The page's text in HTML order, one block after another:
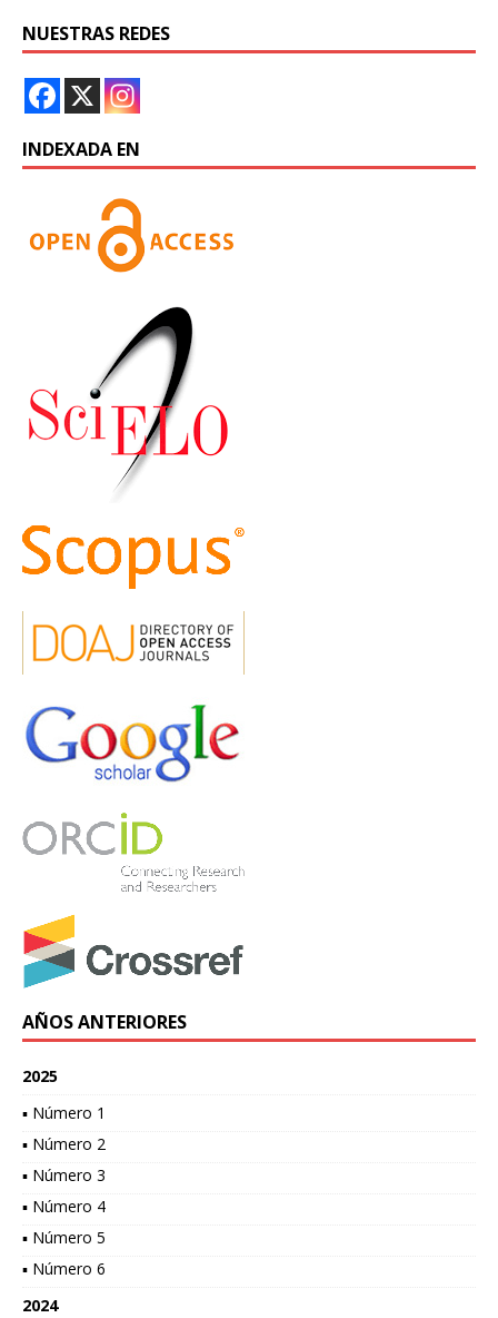
NUESTRAS REDES
INDEXADA EN
AÑOS ANTERIORES
2025
▪ Número 1
▪ Número 2
▪ Número 3
▪ Número 4
▪ Número 5
▪ Número 6
2024